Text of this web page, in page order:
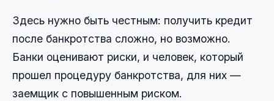
Здесь нужно быть честным: получить кредит
после банкротства сложно, но возможно.
Банки оценивают риски, и человек, который
прошел процедуру банкротства, для них —
заемщик с повышенным риском.